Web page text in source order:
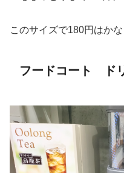
このサイズで180円はかな
フードコート ド